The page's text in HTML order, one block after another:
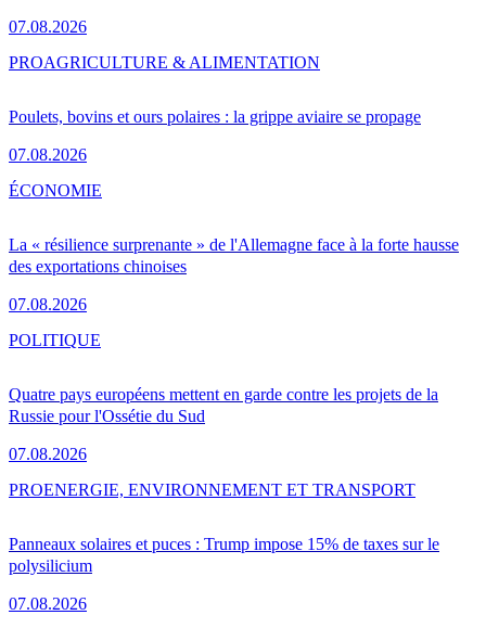
07.08.2026
Poulets, bovins et ours polaires : la grippe aviaire se propage
07.08.2026
PROAGRICULTURE & ALIMENTATION
La « résilience surprenante » de l'Allemagne face à la forte hausse
des exportations chinoises
07.08.2026
ÉCONOMIE
Quatre pays européens mettent en garde contre les projets de la
Russie pour l'Ossétie du Sud
07.08.2026
POLITIQUE
Panneaux solaires et puces : Trump impose 15% de taxes sur le
polysilicium
07.08.2026
PROENERGIE, ENVIRONNEMENT ET TRANSPORT